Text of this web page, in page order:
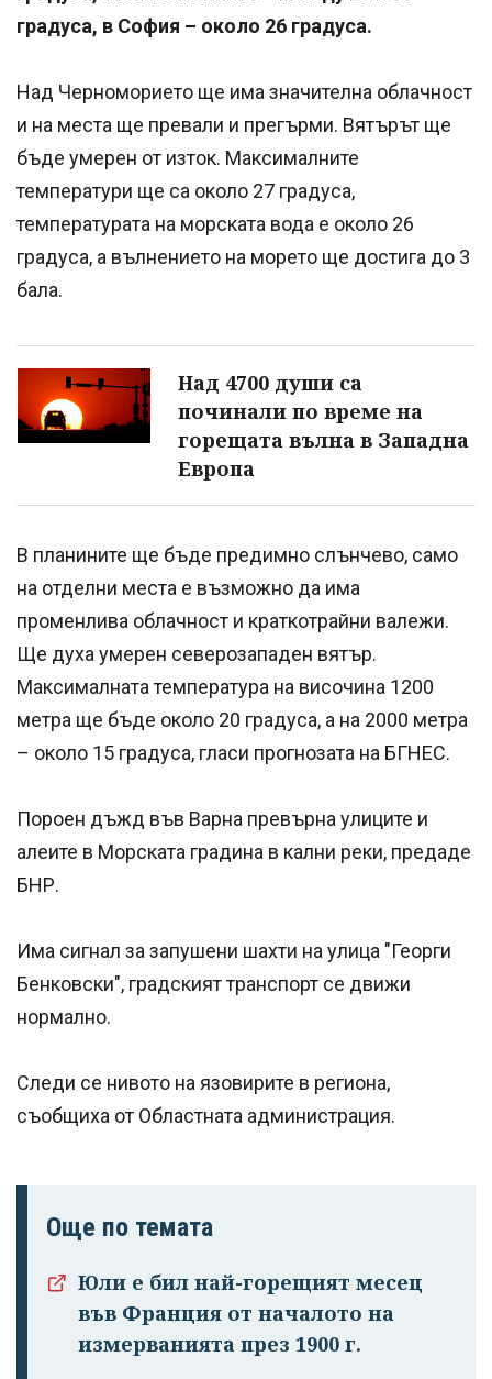
градуса, в София – около 26 градуса.
Над Черноморието ще има значителна облачност
и на места ще превали и прегърми. Вятърът ще
бъде умерен от изток. Максималните
температури ще са около 27 градуса,
температурата на морската вода е около 26
градуса, а вълнението на морето ще достига до 3
бала.
Над 4700 души са
починали по време на
горещата вълна в Западна
Европа
В планините ще бъде предимно слънчево, само
на отделни места е възможно да има
променлива облачност и краткотрайни валежи.
Ще духа умерен северозападен вятър.
Максималната температура на височина 1200
метра ще бъде около 20 градуса, а на 2000 метра
– около 15 градуса, гласи прогнозата на БГНЕС.
Пороен дъжд във Варна превърна улиците и
алеите в Морската градина в кални реки, предаде
БНР.
Има сигнал за запушени шахти на улица "Георги
Бенковски", градският транспорт се движи
нормално.
Следи се нивото на язовирите в региона,
съобщиха от Oбластната администрация.
Още по темата
Юли е бил най-горещият месец
във Франция от началото на
измерванията през 1900 г.